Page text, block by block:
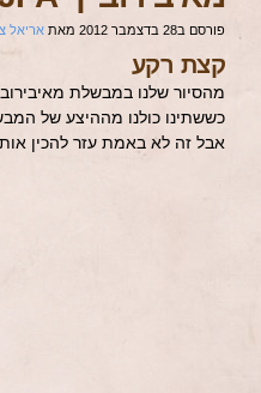
פורסם ב28 בדצמבר 2012 מאת אריאל
קצת רקע
אבל זה לא באמת עזר להכין